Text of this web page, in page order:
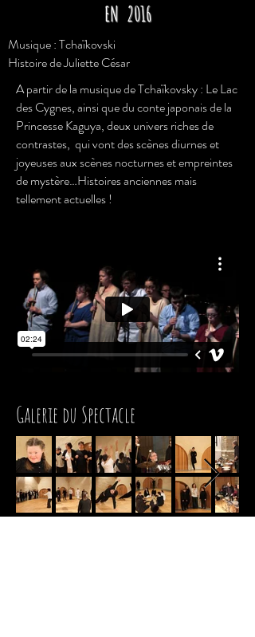
EN 2016
Musique : Tchaïkovski
Histoire de Juliette César
A partir de la musique de Tchaïkovsky : Le Lac
des Cygnes, ainsi que du conte japonais de la
Princesse Kaguya, deux univers riches de
contrastes, qui vont des scènes diurnes et
joyeuses aux scènes nocturnes et empreintes
de mystère…Histoires anciennes mais
tellement actuelles !
Galerie du Spectacle